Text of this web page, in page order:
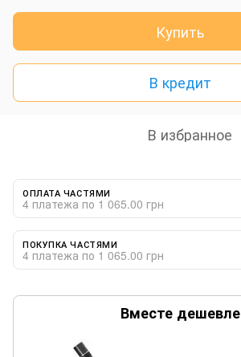
Купить
В кредит
В избранное
ОПЛАТА ЧАСТЯМИ
4 платежа по 1 065.00 грн
ПОКУПКА ЧАСТЯМИ
4 платежа по 1 065.00 грн
Вместе дешевле